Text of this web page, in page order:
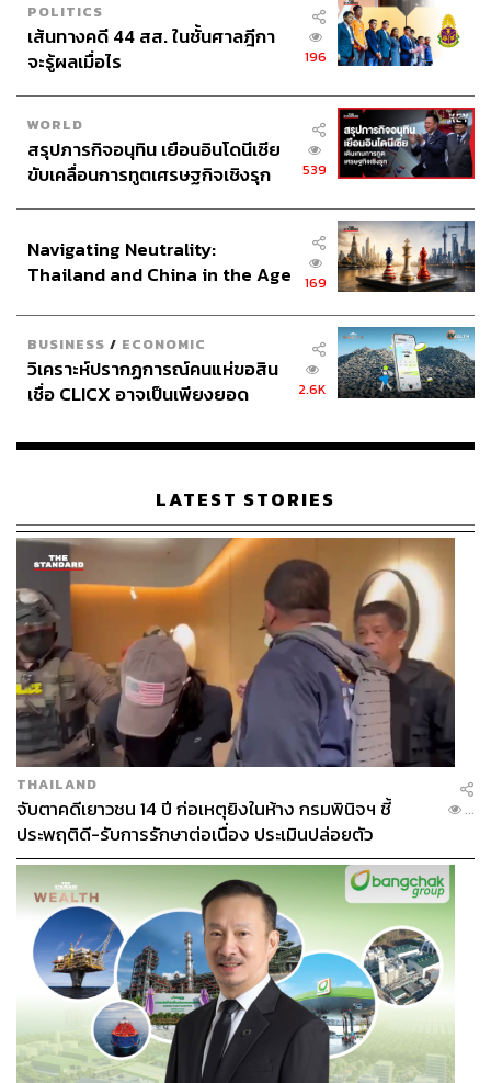
POLITICS
เส้นทางคดี 44 สส. ในชั้นศาลฎีกา
จะรู้ผลเมื่อไร
196
WORLD
สรุปภารกิจอนุทิน เยือนอินโดนีเซีย
ขับเคลื่อนการทูตเศรษฐกิจเชิงรุก
539
Navigating Neutrality:
Thailand and China in the Age
169
BUSINESS / ECONOMIC
วิเคราะห์ปรากฏการณ์คนแห่ขอสิน
เชื่อ CLICX อาจเป็นเพียงยอด
เรือนไทยที่ถูกซุกไว้
2.6K
LATEST STORIES
THAILAND
จับตาคดีเยาวชน 14 ปี ก่อเหตุยิงในห้าง กรมพินิจฯ ชี้
ประพฤติดี-รับการรักษาต่อเนื่อง ประเมินปล่อยตัว
...